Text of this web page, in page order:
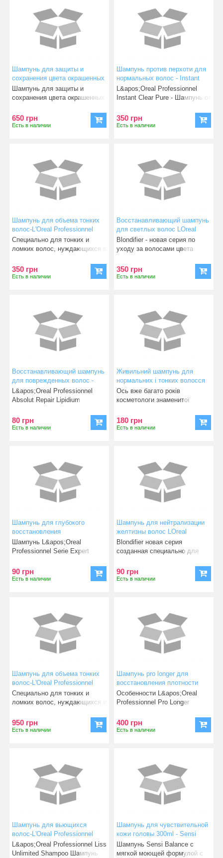
Шампунь для защиты и
сохранения цвета окрашенных
волос 1500мл-Vitamino Color A-
OX Shampoo
Шампунь для защиты и
сохранения цвета окрашенных
650 грн
Есть в наличии
Шампунь против перхоти для
нормальных волос - Instant
Clear Pure Shampoo 300 ml
L&apos;Oreal Professionnel
Instant Clear Pure - Шампунь от
350 грн
Есть в наличии
Шампунь для объема тонких
волос-L'Oreal Professionnel
Volumetry Shampoo 300ml
Специально для тонких и
ломких волос, нуждающихся в
350 грн
Есть в наличии
Восстанавливающий шампунь
для светлых волос LOreal
Professionnel Blondifier Serie
Expert Gloss Shampoo 300 ml
Blondifier - новая серия по
уходу за волосами цвета
350 грн
Есть в наличии
Восстанавливающий шампунь
для поврежденных волос -
Absolut Repair Lipidium
Shampoo 100 мл розлив
L&apos;Oreal Professionnel
Absolut Repair Lipidium
80 грн
Есть в наличии
Живильний шампунь для
нормальних і тонких волосся
L'oreal Professionnel Mythic Oil
Shampoo 75 мл
Ось вже багато років
косметологи знаменитої
L&apos;or
180 грн
Есть в наличии
Шампунь для глубокого
восстановления
поврежденных волос Absolut
Repair Lipidium Gold Quinoa +
Шампунь L&apos;Oreal
Professionnel Serie Expert
90 грн
Есть в наличии
Шампунь для нейтрализации
желтизны волос LOreal
Professionnel Blondifier Serie
Expert Cool Shampoo 100 ml
Blondifier новая серия
созданная специально для
90 грн
Есть в наличии
Шампунь для объема тонких
волос-L'Oreal Professionnel
Volumetry Shampoo 1500ml
Специально для тонких и
ломких волос, нуждающихся в
950 грн
Есть в наличии
Шампунь pro longer для
восстановления плотности
поверхности волос по длине
500ml
Особенности L&apos;Oreal
Professionnel Pro Longer
400 грн
Есть в наличии
Шампунь для вьющихся
волос-L'Oreal Professionnel
Liss Unlimited Shampoo 500мл
L&apos;Oreal Professionnel Liss
Unlimited Shampoo Шампунь
Шампунь для чувствительной
кожи головы 300ml - Sensi
Balance sorbitol Shampoo
Шампунь Sensi Balance с
мягкой моющей формулой с